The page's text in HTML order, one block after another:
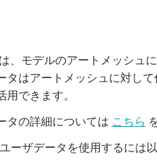
、モデルのアートメッシュ
タはアートメッシュに対し
用できます。
タの詳細については こちら
ーザデータを使用するには